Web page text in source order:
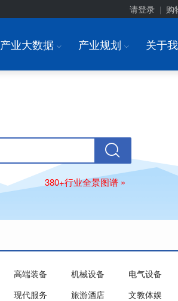
请登录 购
产业大数据 I 产业规划 I 关于
380+行业全景图谱 »
高端装备 机械设备 电气设备
现代服务 旅游酒店 文教体娱